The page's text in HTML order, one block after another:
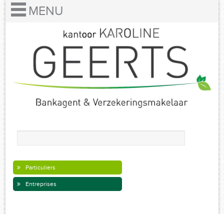
Particuliers
Entreprises